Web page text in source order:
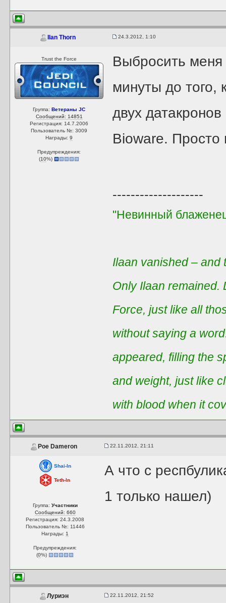
Ilan Thorn 24.3.2012, 1:10
Trust the Force
Группа:Ветераны JC
Сообщений: 14851
Регистрация: 14.7.2006
Пользователь №: 3009
Награды:9
Предупреждения:
(10%)
Выбросить
минуты до того,
двух
Bioware. Просто
--------------------
"Невинный
Ilaan vanished – and
Only Ilaan remained.
Force, just like all
without saying a
appeared, filling the
and weight, just like
with blood when it
Poe Dameron 22.11.2012, 21:11
Shai-In
Teth-In
Группа: Участники
Сообщений: 660
Регистрация: 24.3.2008
Пользователь №: 11446
Награды: 1
Предупреждения:
(0%)
А что с
1 только нашел)
Луриэн 22.11.2012, 21:52